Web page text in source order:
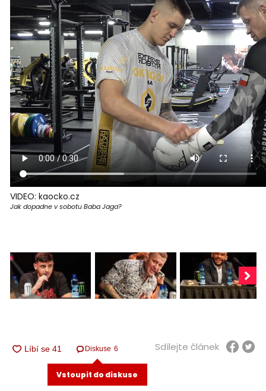
VIDEO: kaocko.cz
Jak dopadne v sobotu Baba Jaga?
Diskuse 6
Vstoupit do diskuse
Sdílejte článek